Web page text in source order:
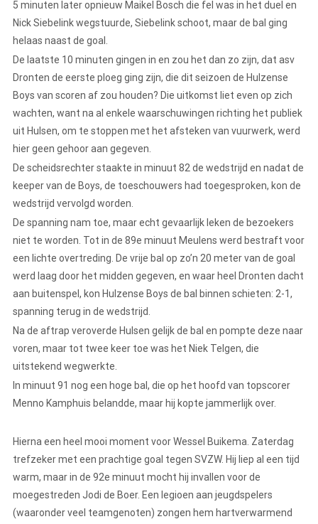
5 minuten later opnieuw Maikel Bosch die fel was in het duel en
Nick Siebelink wegstuurde, Siebelink schoot, maar de bal ging
helaas naast de goal.
De laatste 10 minuten gingen in en zou het dan zo zijn, dat asv
Dronten de eerste ploeg ging zijn, die dit seizoen de Hulzense
Boys van scoren af zou houden? Die uitkomst liet even op zich
wachten, want na al enkele waarschuwingen richting het publiek
uit Hulsen, om te stoppen met het afsteken van vuurwerk, werd
hier geen gehoor aan gegeven.
De scheidsrechter staakte in minuut 82 de wedstrijd en nadat de
keeper van de Boys, de toeschouwers had toegesproken, kon de
wedstrijd vervolgd worden.
De spanning nam toe, maar echt gevaarlijk leken de bezoekers
niet te worden. Tot in de 89e minuut Meulens werd bestraft voor
een lichte overtreding. De vrije bal op zo’n 20 meter van de goal
werd laag door het midden gegeven, en waar heel Dronten dacht
aan buitenspel, kon Hulzense Boys de bal binnen schieten: 2-1,
spanning terug in de wedstrijd.
Na de aftrap veroverde Hulsen gelijk de bal en pompte deze naar
voren, maar tot twee keer toe was het Niek Telgen, die
uitstekend wegwerkte.
In minuut 91 nog een hoge bal, die op het hoofd van topscorer
Menno Kamphuis belandde, maar hij kopte jammerlijk over.
Hierna een heel mooi moment voor Wessel Buikema. Zaterdag
trefzeker met een prachtige goal tegen SVZW. Hij liep al een tijd
warm, maar in de 92e minuut mocht hij invallen voor de
moegestreden Jodi de Boer. Een legioen aan jeugdspelers
(waaronder veel teamgenoten) zongen hem hartverwarmend